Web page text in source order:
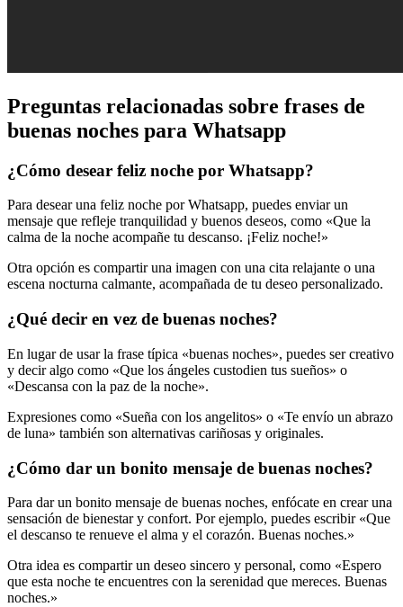
Preguntas relacionadas sobre frases de
buenas noches para Whatsapp
¿Cómo desear feliz noche por Whatsapp?
Para desear una feliz noche por Whatsapp, puedes enviar un
mensaje que refleje tranquilidad y buenos deseos, como «Que la
calma de la noche acompañe tu descanso. ¡Feliz noche!»
Otra opción es compartir una imagen con una cita relajante o una
escena nocturna calmante, acompañada de tu deseo personalizado.
¿Qué decir en vez de buenas noches?
En lugar de usar la frase típica «buenas noches», puedes ser creativo
y decir algo como «Que los ángeles custodien tus sueños» o
«Descansa con la paz de la noche».
Expresiones como «Sueña con los angelitos» o «Te envío un abrazo
de luna» también son alternativas cariñosas y originales.
¿Cómo dar un bonito mensaje de buenas noches?
Para dar un bonito mensaje de buenas noches, enfócate en crear una
sensación de bienestar y confort. Por ejemplo, puedes escribir «Que
el descanso te renueve el alma y el corazón. Buenas noches.»
Otra idea es compartir un deseo sincero y personal, como «Espero
que esta noche te encuentres con la serenidad que mereces. Buenas
noches.»